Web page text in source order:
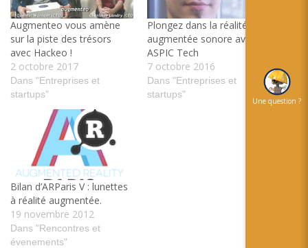
Augmenteo vous amène
sur la piste des trésors
avec Hackeo !
2 octobre 2017
Dans "Entreprises et
startups"
Plongez dans la réalité
augmentée sonore avec
ASPIC Tech
7 octobre 2016
Dans "Entreprises et
startups"
Bilan d’ARParis V : lunettes
à réalité augmentée.
19 novembre 2012
Dans "Rencontres et
évenements"
Une question ?